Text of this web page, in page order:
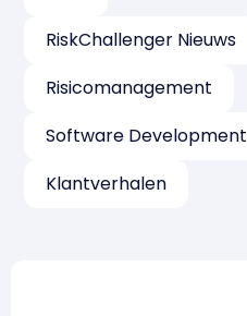
RiskChallenger Nieuws
Risicomanagement
Software Development
Klantverhalen